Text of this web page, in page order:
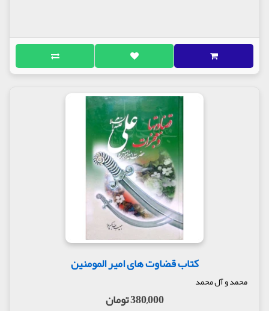
کتاب قضاوت های امیر المومنین
محمد و آل محمد
380,000 تومان